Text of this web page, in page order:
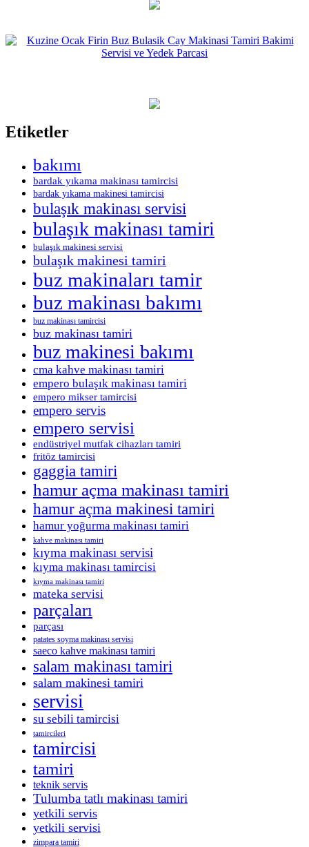
Etiketler
bakımı
bardak yıkama makinası tamircisi
bardak yıkama makinesi tamircisi
bulaşık makinası servisi
bulaşık makinası tamiri
bulaşık makinesi servisi
bulaşık makinesi tamiri
buz makinaları tamir
buz makinası bakımı
buz makinası tamircisi
buz makinası tamiri
buz makinesi bakımı
cma kahve makinası tamiri
empero bulaşık makinası tamiri
empero mikser tamircisi
empero servis
empero servisi
endüstriyel mutfak cihazları tamiri
fritöz tamircisi
gaggia tamiri
hamur açma makinası tamiri
hamur açma makinesi tamiri
hamur yoğurma makinası tamiri
kahve makinası tamiri
kıyma makinası servisi
kıyma makinası tamircisi
kıyma makinası tamiri
mateka servisi
parçaları
parçası
patates soyma makinası servisi
saeco kahve makinası tamiri
salam makinası tamiri
salam makinesi tamiri
servisi
su sebili tamircisi
tamircileri
tamircisi
tamiri
teknik servis
Tulumba tatlı makinası tamiri
yetkili servis
yetkili servisi
zimpara tamiri